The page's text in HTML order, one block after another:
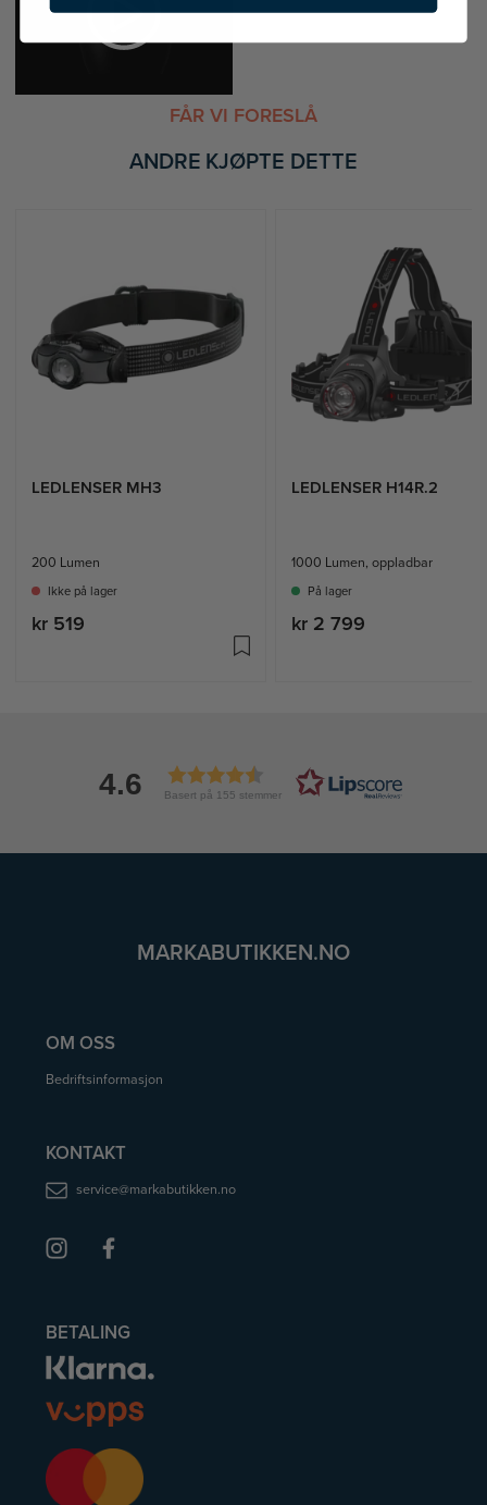
FÅR VI FORESLÅ
ANDRE KJØPTE DETTE
LEDLENSER MH3
200 Lumen
Ikke på lager
kr 519
LEDLENSER H14R.2
1000 Lumen, oppladbar
På lager
kr 2 799
4.6 Basert på 155 stemmer
MARKABUTIKKEN.NO
OM OSS
Bedriftsinformasjon
KONTAKT
service@markabutikken.no
BETALING